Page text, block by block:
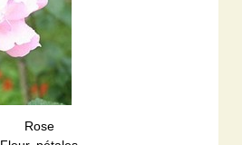
Rose